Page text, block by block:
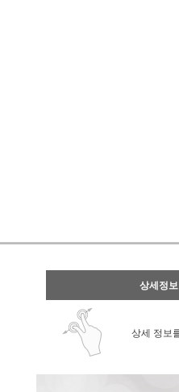
상세정
상세 정보